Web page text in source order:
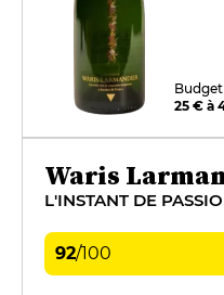
Budget
25 € à
Waris
L'INSTANT DE
92/100